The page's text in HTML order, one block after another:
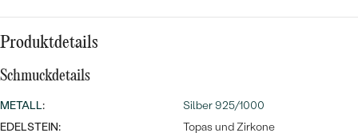
GOLD
PLATIN
PERLENSCHMUCK
NACH STYL
PERSONALISIERT
Produktdetails
Schmuckdetails
METALL:
Silber 925/1000
EDELSTEIN:
Topas und Zirkone